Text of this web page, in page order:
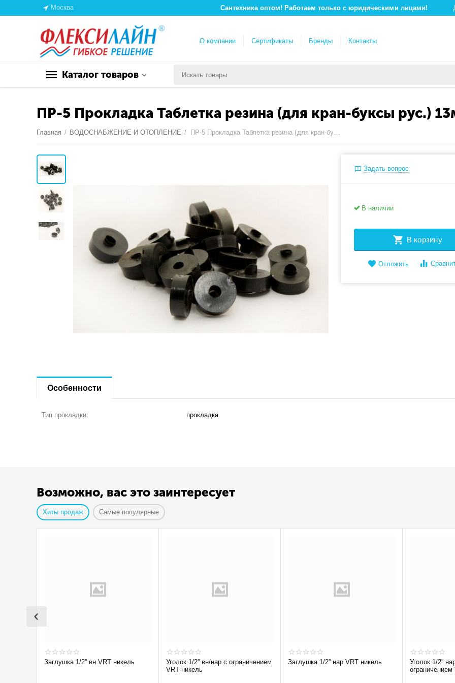
Москва Сантехника оптом! Работаем только с юридическими лицами!
О компании Сертификаты Бренды Контакты
Каталог товаров
ПР-5 Прокладка Таблетка резина (для кран-буксы рус.)
Главная / ВОДОСНАБЖЕНИЕ И ОТОПЛЕНИЕ / ПР-5 Прокладка Таблетка резина (для кран-буксы рус.) 13мм (аналог ПС-7)
Задать вопрос
В наличии
В корзину
Отложить
Особенности
Тип прокладки: прокладка
Возможно, вас это заинтересует
Хиты продаж Самые популярные
Заглушка 1/2'' вн VRT никель
Уголок 1/2'' вн/нар с ограничением
VRT никель
Заглушка 1/2'' нар VRT никель
Уголок 1/2''
ограничением